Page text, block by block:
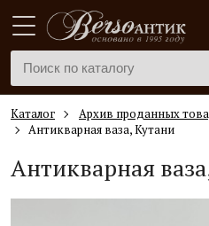
Каталог
Архив проданных
Антикварная ваза, Кутани
Антикварная